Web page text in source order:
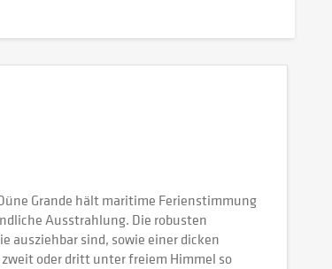
Grande hält maritime Ferienstimmung
Ausstrahlung. Die robusten
sind, sowie einer dicken
oder dritt unter freiem Himmel so